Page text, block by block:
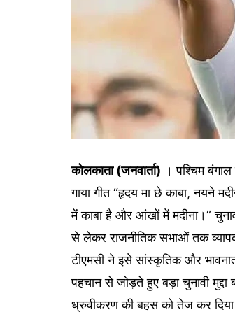
कोलकाता (जनवार्ता) । पश्चिम
गाया गीत “हृदय मा छे काबा, नयने
में काबा है और आंखों में मदीना।” चुनाव
से लेकर राजनीतिक सभाओं तक व्यापक
टीएमसी ने इसे सांस्कृतिक और
पहचान से जोड़ते हुए बड़ा चुनावी
ध्रुवीकरण की बहस को तेज कर